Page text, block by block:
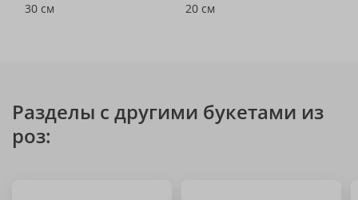
30 см
20 см
Разделы с другими букетами из
роз: